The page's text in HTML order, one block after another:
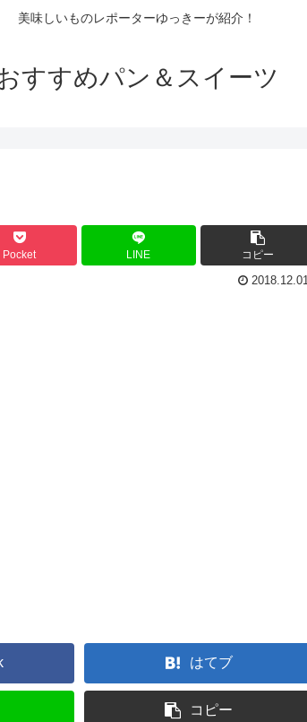
美味しいものレポーターゆっきーが紹介！
すすめパン＆スイーツ
Pocket LINE コピー
2018.12.01
はてブ
コピー